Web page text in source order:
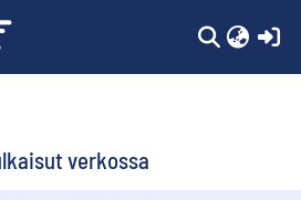
verkossa